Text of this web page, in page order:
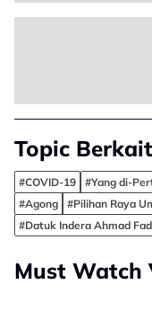
Topic
#COVID-19 #Yang di-
#Agong
#Pilihan Raya
#Datuk Indera Ahmad
Must Watch